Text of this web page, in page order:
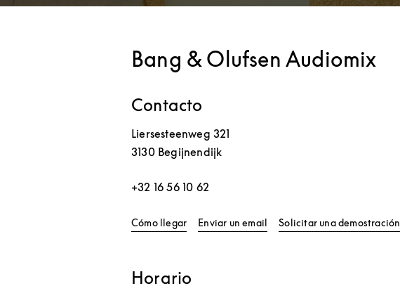
Bang & Olufsen Audiomix
Contacto
Liersesteenweg 321
3130 Begijnendijk
+32 16 56 10 62
Cómo llegarLink Opens in New Tab
Enviar un email Solicitar una demostración
Horario